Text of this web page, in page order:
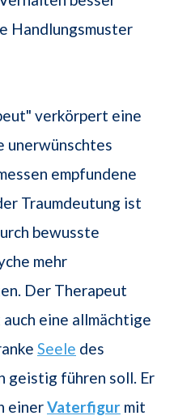
Handlungsmuster
verkörpert eine
unerwünschtes
empfundene
Traumdeutung ist
bewusste
mehr
Der Therapeut
eine allmächtige
Seele des
geistig führen soll. Er
einerVaterfigur mit